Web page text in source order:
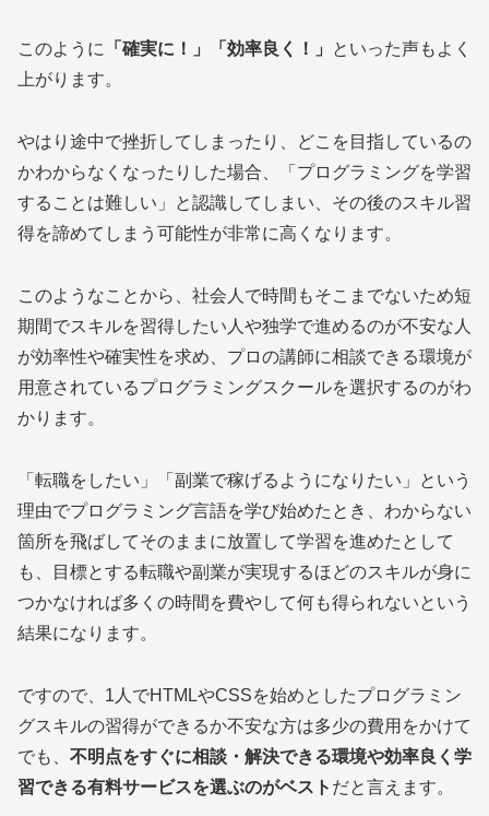
このように 「確実に！」「効率良く！」
といった声もよく
上がります。
やはり途中で挫折してしまったり、どこを目指しているの
かわからなくなったりした場合、「プログラミングを学習
することは難しい」と認識してしまい、その後のスキル習
得を諦めてしまう可能性が非常に高くなります。
このようなことから、社会人で時間もそこまでないため短
期間でスキルを習得したい人や独学で進めるのが不安な人
が効率性や確実性を求め、プロの講師に相談できる環境が
用意されているプログラミングスクールを選択するのがわ
かります。
「転職をしたい」「副業で稼げるようになりたい」という
理由でプログラミング言語を学び始めたとき、わからない
箇所を飛ばしてそのままに放置して学習を進めたとして
も、目標とする転職や副業が実現するほどのスキルが身に
つかなければ多くの時間を費やして何も得られないという
結果になります。
ですので、1人でHTMLやCSSを始めとしたプログラミン
グスキルの習得ができるか不安な方は多少の費用をかけて
でも、 不明点をすぐに相談・解決できる環境や効率良く学
習できる有料サービスを選ぶのがベスト だと言えます。